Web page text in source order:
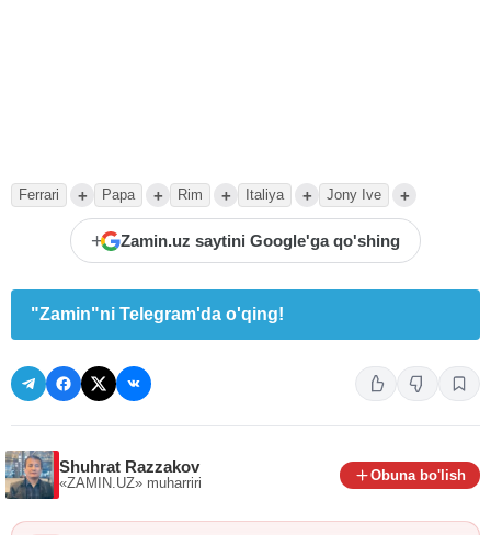
Ferrari + Papa + Rim + Italiya + Jony Ive +
+ Zamin.uz saytini Google'ga qo'shing
"Zamin"ni Telegram'da o'qing!
Shuhrat Razzakov
«ZAMIN.UZ» muharriri
Obuna bo'lish